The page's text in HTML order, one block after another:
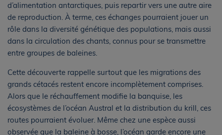
d’alimentation antarctiques, puis repartir vers une autre aire
de reproduction. À terme, ces échanges pourraient jouer un
rôle dans la diversité génétique des populations, mais aussi
dans la circulation des chants, connus pour se transmettre
entre groupes de baleines.
Cette découverte rappelle surtout que les migrations des
grands cétacés restent encore incomplètement comprises.
Alors que le réchauffement modifie la banquise, les
écosystèmes de l’océan Austral et la distribution du krill, ces
routes pourraient évoluer. Même chez une espèce aussi
observée que la baleine à bosse, l’océan garde encore une